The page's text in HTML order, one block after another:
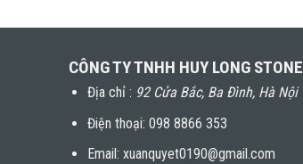
CÔNG TY TNHH HUY LONG STONE
Địa chỉ : 92 Cửa Bắc, Ba Đình, Hà Nội
Điện thoại: 098 8866 353
Email: xuanquyet0190@gmail.com